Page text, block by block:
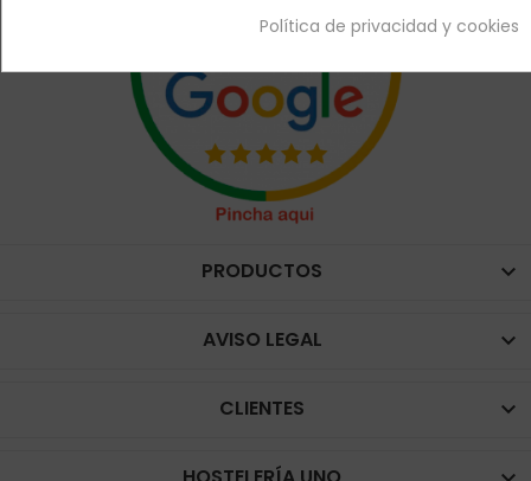
PRODUCTOS 
AVISO LEGAL 
CLIENTES 
Política de privacidad y cookies